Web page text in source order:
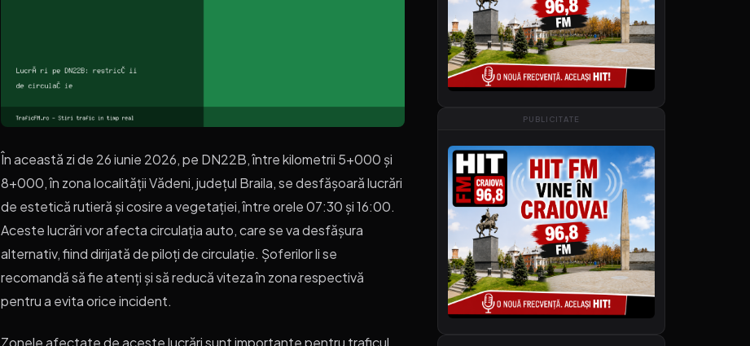
În această zi de 26 iunie 2026, pe DN22B, între kilometrii 5+000 și
8+000, în zona localității Vădeni, județul Braila, se desfășoară lucrări
de estetică rutieră și cosire a vegetației, între orele 07:30 și 16:00.
Aceste lucrări vor afecta circulația auto, care se va desfășura
alternativ, fiind dirijată de piloți de circulație. Șoferilor li se
recomandă să fie atenți și să reducă viteza în zona respectivă
pentru a evita orice incident.
Zonele afectate de aceste lucrări sunt importante pentru traficul
PUBLICITATE